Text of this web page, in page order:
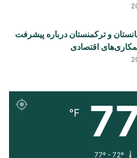
و ترکمنستان درباره پیشرفت
اقتصادی
℉